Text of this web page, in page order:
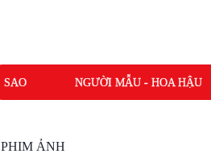
SAO NGƯỜI MẪU - HOA HẬU
PHIM ẢNH